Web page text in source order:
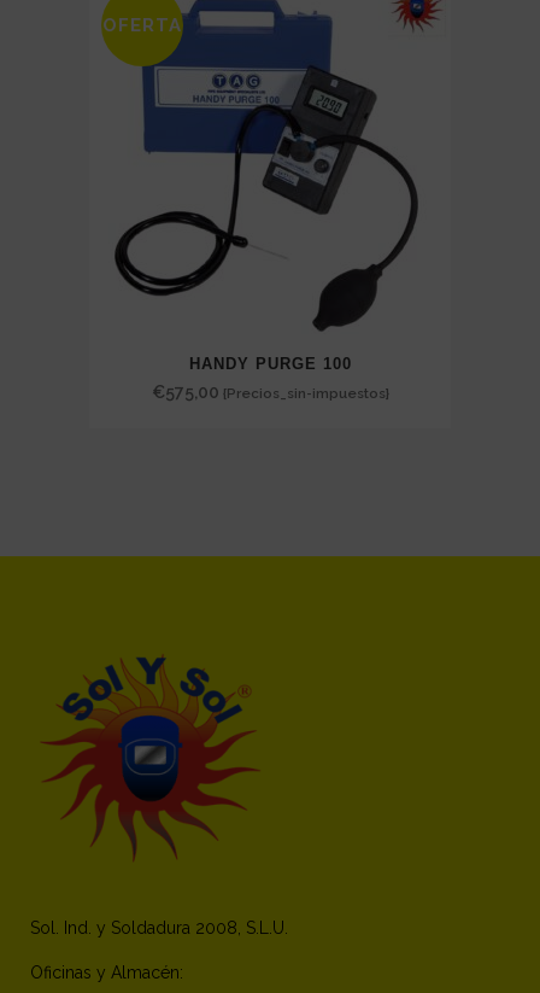
OFERTA
HANDY PURGE 100
€575,00 {Precios_sin-impuestos}
Sol. Ind. y Soldadura 2008, S.L.U.
Oficinas y Almacén: